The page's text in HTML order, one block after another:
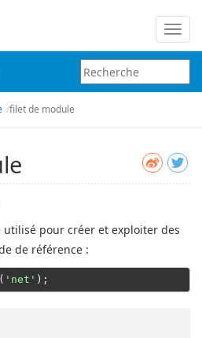
la
filet de module
utilisé pour créer et exploiter des
de référence :
( 'net'